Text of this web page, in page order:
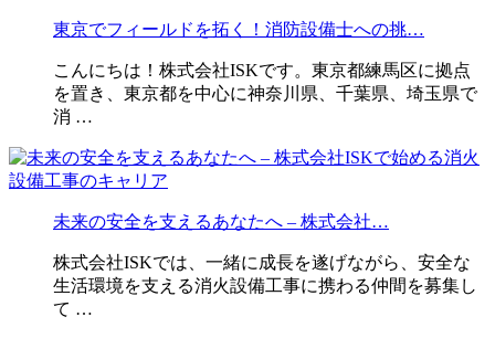
東京でフィールドを拓く！消防設備士への挑…
こんにちは！株式会社ISKです。東京都練馬区に拠点
を置き、東京都を中心に神奈川県、千葉県、埼玉県で
消 …
未来の安全を支えるあなたへ – 株式会社…
株式会社ISKでは、一緒に成長を遂げながら、安全な
生活環境を支える消火設備工事に携わる仲間を募集し
て …